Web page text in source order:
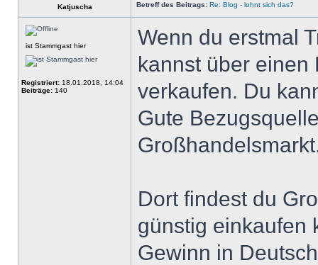
Katjuscha Betreff des Beitrags: Re: Blog - lohnt sich das?
ist Stammgast hier
Registriert: 18.01.2018, 14:04
Beiträge: 140
Wenn du erstmal
kannst über einen
verkaufen. Du
Gute
Dort findest du
günstig einkaufen
Gewinn in